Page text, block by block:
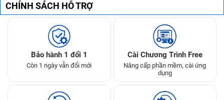
CHÍNH SÁCH HỖ TRỢ
Bảo hành 1 đổi 1
Còn 1 ngày vẫn đổi mới
Cài Chương Trình Free
Nâng cấp phần mềm, cài ứng
dụng